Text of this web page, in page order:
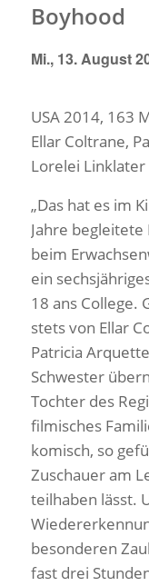
Boyhood
Mi., 13. August
USA 2014, 163
Ellar Coltrane,
Lorelei Linklater
„Das hat es im
Jahre begleitete
beim
ein
18 ans College.
stets von Ellar
Patricia
Schwester
Tochter des
filmisches
komisch, so
Zuschauer am
teilhaben lässt.
besonderen
fast drei